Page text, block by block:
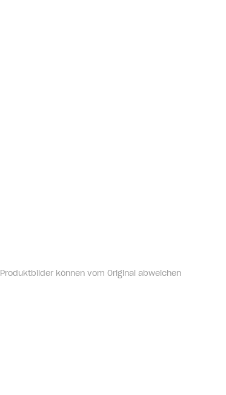
Produktbilder können vom Original abweichen